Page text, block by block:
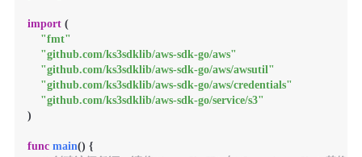
import (
"fmt"
"github.com/ks3sdklib/aws-sdk-go/aws"
"github.com/ks3sdklib/aws-sdk-go/aws/awsutil"
"github.com/ks3sdklib/aws-sdk-go/aws/credentials"
"github.com/ks3sdklib/aws-sdk-go/service/s3"
)
func main() {